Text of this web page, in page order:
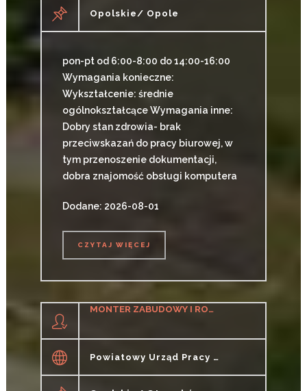
Opolskie/ Opole
pon-pt od 6:00-8:00 do 14:00-16:00
Wymagania konieczne:
Wykształcenie: średnie
ogólnokształcące Wymagania inne:
Dobry stan zdrowia- brak
przeciwskazań do pracy biurowej, w
tym przenoszenie dokumentacji,
dobra znajomość obsługi komputera
Dodane: 2026-08-01
CZYTAJ WIĘCEJ
MONTER ZABUDOWY I ROBÓT WYKOŃCZENIOWYCH W BUDOWNICTWIE K/M
Powiatowy Urząd Pracy W Nysie